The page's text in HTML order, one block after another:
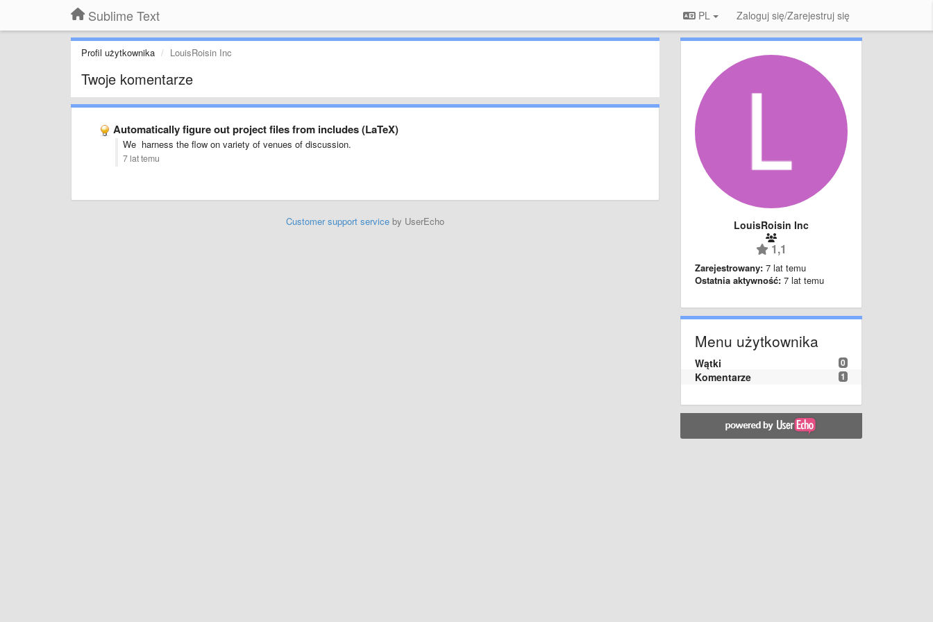
Sublime Text PL Zaloguj się/Zarejestruj się
Profil użytkownika LouisRoisin Inc
Twoje komentarze
Automatically figure out project files from includes (LaTeX)
We harness the flow on variety of venues of discussion.
7 lat temu
Customer support serviceby UserEcho LouisRoisin Inc
1,1
Zarejestrowany: 7 lat temu
Ostatnia aktywność: 7 lat temu
Menu użytkownika
0
Wątki
1
Komentarze